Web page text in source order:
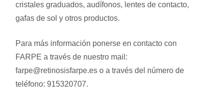
cristales graduados, audífonos, lentes de contacto,
gafas de sol y otros productos.
Para más información ponerse en contacto con
FARPE a través de nuestro mail:
farpe@retinosisfarpe.es o a través del número de
teléfono: 915320707.